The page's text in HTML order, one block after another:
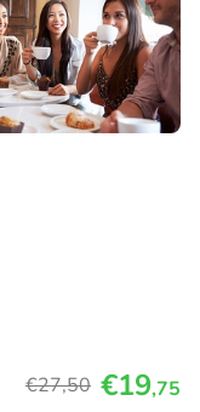
€27,50 €19,75